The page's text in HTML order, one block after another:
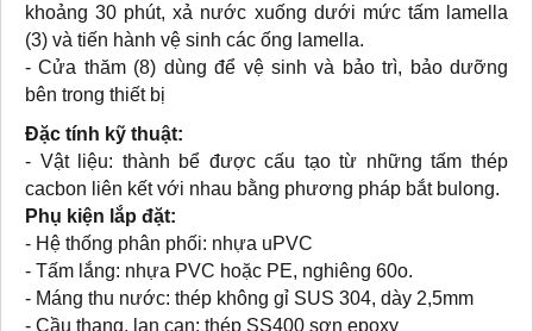
khoảng 30 phút, xả nước xuống dưới mức tấm lamella
(3) và tiến hành vệ sinh các ống lamella.
- Cửa thăm (8) dùng để vệ sinh và bảo trì, bảo dưỡng
bên trong thiết bị
Đặc tính kỹ thuật:
- Vật liệu: thành bể được cấu tạo từ những tấm thép
cacbon liên kết với nhau bằng phương pháp bắt bulong.
Phụ kiện lắp đặt:
- Hệ thống phân phối: nhựa uPVC
- Tấm lắng: nhựa PVC hoặc PE, nghiêng 60o.
- Máng thu nước: thép không gỉ SUS 304, dày 2,5mm
- Cầu thang, lan can: thép SS400 sơn epoxy